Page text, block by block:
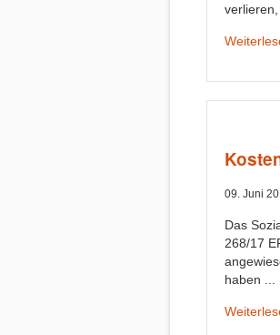
verlieren,
09. Juni
Das
268/17
haben ...